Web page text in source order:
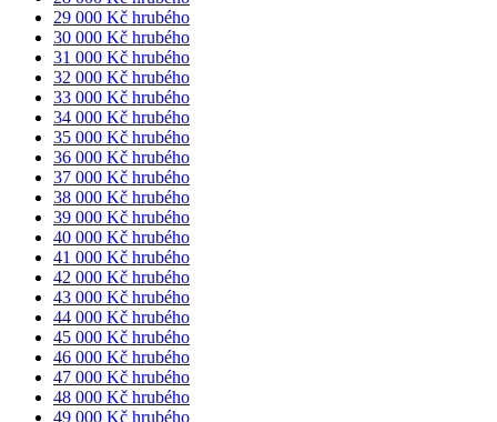
29 000 Kč hrubého
30 000 Kč hrubého
31 000 Kč hrubého
32 000 Kč hrubého
33 000 Kč hrubého
34 000 Kč hrubého
35 000 Kč hrubého
36 000 Kč hrubého
37 000 Kč hrubého
38 000 Kč hrubého
39 000 Kč hrubého
40 000 Kč hrubého
41 000 Kč hrubého
42 000 Kč hrubého
43 000 Kč hrubého
44 000 Kč hrubého
45 000 Kč hrubého
46 000 Kč hrubého
47 000 Kč hrubého
48 000 Kč hrubého
49 000 Kč hrubého